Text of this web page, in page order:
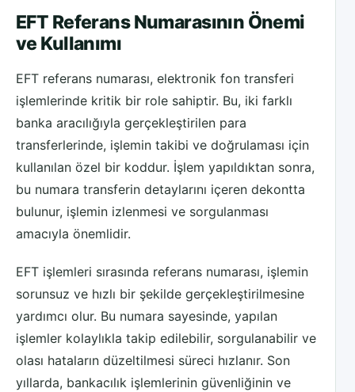
EFT Referans Numarasının Önemi
ve Kullanımı
EFT referans numarası, elektronik fon transferi
işlemlerinde kritik bir role sahiptir. Bu, iki farklı
banka aracılığıyla gerçekleştirilen para
transferlerinde, işlemin takibi ve doğrulaması için
kullanılan özel bir koddur. İşlem yapıldıktan sonra,
bu numara transferin detaylarını içeren dekontta
bulunur, işlemin izlenmesi ve sorgulanması
amacıyla önemlidir.
EFT işlemleri sırasında referans numarası, işlemin
sorunsuz ve hızlı bir şekilde gerçekleştirilmesine
yardımcı olur. Bu numara sayesinde, yapılan
işlemler kolaylıkla takip edilebilir, sorgulanabilir ve
olası hataların düzeltilmesi süreci hızlanır. Son
yıllarda, bankacılık işlemlerinin güvenliğinin ve